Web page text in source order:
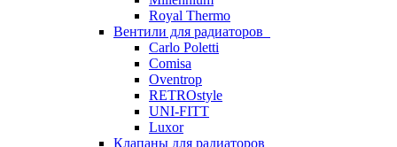
Royal Thermo
Вентили для радиаторов
Carlo Poletti
Comisa
Oventrop
RETROstyle
UNI-FITT
Luxor
Клапаны для радиаторов